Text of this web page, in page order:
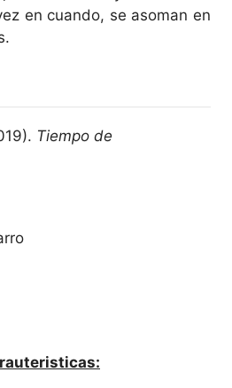
en cuando, se asoman en
Tiempo de